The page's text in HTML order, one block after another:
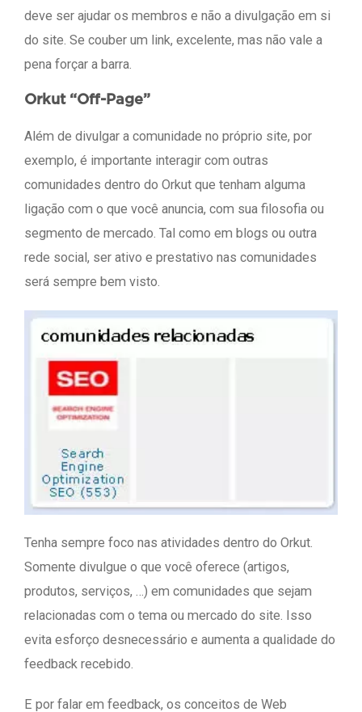
deve ser ajudar os membros e não a divulgação em si
do site. Se couber um link, excelente, mas não vale a
pena forçar a barra.
Orkut “Off-Page”
Além de divulgar a comunidade no próprio site, por
exemplo, é importante interagir com outras
comunidades dentro do Orkut que tenham alguma
ligação com o que você anuncia, com sua filosofia ou
segmento de mercado. Tal como em blogs ou outra
rede social, ser ativo e prestativo nas comunidades
será sempre bem visto.
Tenha sempre foco nas atividades dentro do Orkut.
Somente divulgue o que você oferece (artigos,
produtos, serviços, …) em comunidades que sejam
relacionadas com o tema ou mercado do site. Isso
evita esforço desnecessário e aumenta a qualidade do
feedback recebido.
E por falar em feedback, os conceitos de Web